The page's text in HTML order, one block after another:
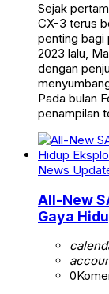
Sejak
CX-3 terus
penting bagi
2023 lalu,
dengan
Pada bulan
penampilan
News
All-New
Gaya
0